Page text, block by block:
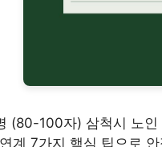
(80-100자) 삼척시 노인
계 7가지 핵심 팁으로